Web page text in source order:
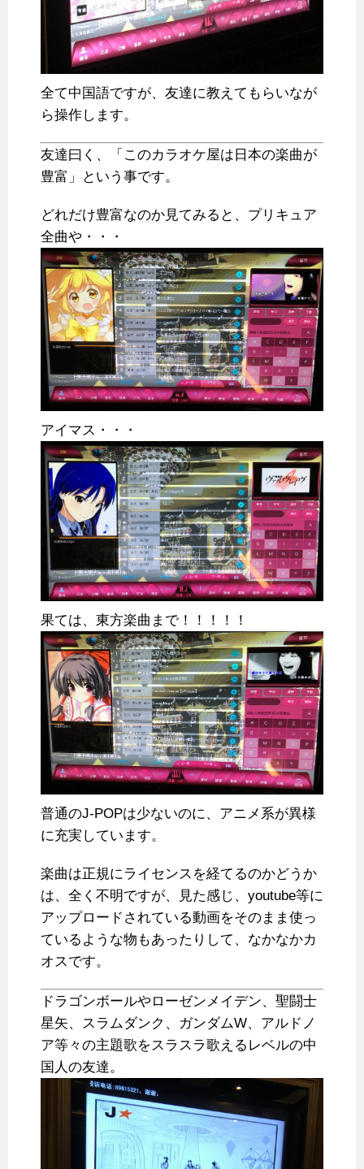
全て中国語ですが、友達に教えてもらいなが
ら操作します。
友達曰く、「このカラオケ屋は日本の楽曲が
豊富」という事です。
どれだけ豊富なのか見てみると、プリキュア
全曲や・・・
アイマス・・・
果ては、東方楽曲まで！！！！！
普通のJ-POPは少ないのに、アニメ系が異様
に充実しています。
楽曲は正規にライセンスを経てるのかどうか
は、全く不明ですが、見た感じ、youtube等に
アップロードされている動画をそのまま使っ
ているような物もあったりして、なかなかカ
オスです。
ドラゴンボールやローゼンメイデン、聖闘士
星矢、スラムダンク、ガンダムW、アルドノ
ア等々の主題歌をスラスラ歌えるレベルの中
国人の友達。